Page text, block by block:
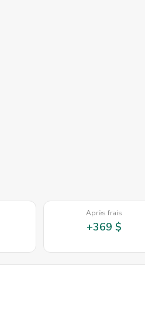
Après frais
+369 $